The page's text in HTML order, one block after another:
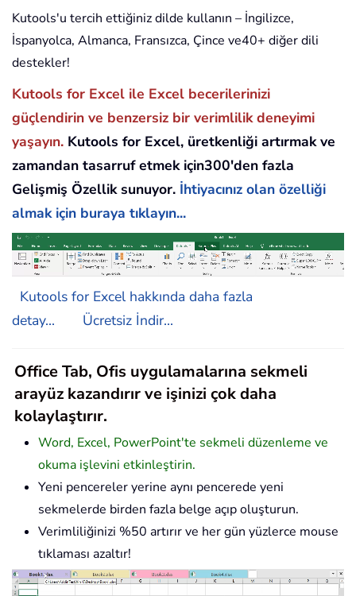
Kutools'u tercih ettiğiniz dilde kullanın – İngilizce,
İspanyolca, Almanca, Fransızca, Çince ve40+ diğer dili
destekler!
Kutools for Excel ile Excel becerilerinizi
güçlendirin ve benzersiz bir verimlilik deneyimi
yaşayın. Kutools for Excel, üretkenliği artırmak ve
zamandan tasarruf etmek için300'den fazla
Gelişmiş Özellik sunuyor. İhtiyacınız olan özelliği
almak için buraya tıklayın...
Kutools for Excel hakkında daha fazla
detay...
Ücretsiz İndir...
Office Tab, Ofis uygulamalarına sekmeli
arayüz kazandırır ve işinizi çok daha
kolaylaştırır.
Word, Excel, PowerPoint'te sekmeli düzenleme ve
okuma işlevini etkinleştirin.
Yeni pencereler yerine aynı pencerede yeni
sekmelerde birden fazla belge açıp oluşturun.
Verimliliğinizi %50 artırır ve her gün yüzlerce mouse
tıklaması azaltır!